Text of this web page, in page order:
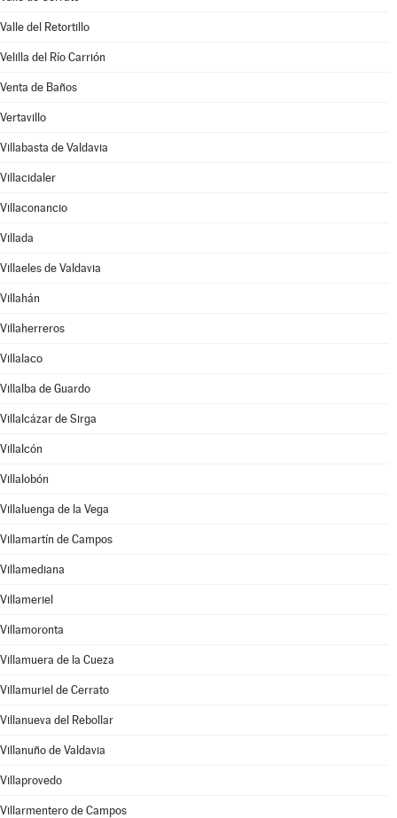
Valle del Retortillo
Velilla del Río Carrión
Venta de Baños
Vertavillo
Villabasta de Valdavia
Villacidaler
Villaconancio
Villada
Villaeles de Valdavia
Villahán
Villaherreros
Villalaco
Villalba de Guardo
Villalcázar de Sirga
Villalcón
Villalobón
Villaluenga de la Vega
Villamartín de Campos
Villamediana
Villameriel
Villamoronta
Villamuera de la Cueza
Villamuriel de Cerrato
Villanueva del Rebollar
Villanuño de Valdavia
Villaprovedo
Villarmentero de Campos